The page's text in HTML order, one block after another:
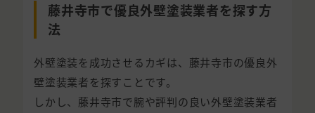
藤井寺市で優良外壁塗装業者を探す方
法
外壁塗装を成功させるカギは、藤井寺市の優良外
壁塗装業者を探すことです。
しかし、藤井寺市で腕や評判の良い外壁塗装業者